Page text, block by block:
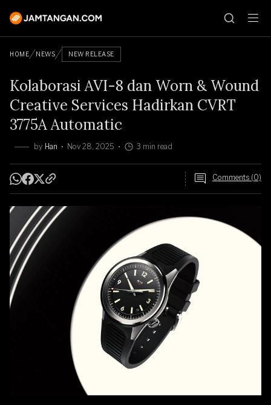
HOME NEWS NEW RELEASE
Kolaborasi AVI-8 dan Worn & Wound
Creative Services Hadirkan CVRT
3775A Automatic
by Han Nov 28, 2025 3 min read
Comments (0)